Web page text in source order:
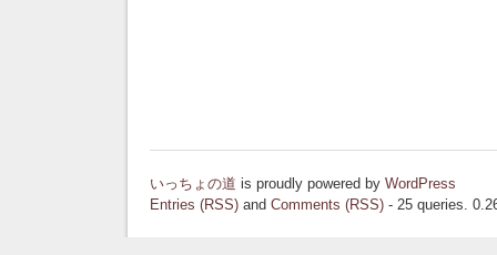
いっちょの道 is proudly powered by WordPress
Entries (RSS) and Comments (RSS) - 25 queries.